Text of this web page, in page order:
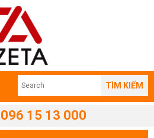
TÌM KIẾM
096 15 13 000